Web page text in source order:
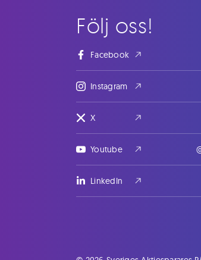
Följ oss!
Facebook
Instagram
X
Youtube
LinkedIn